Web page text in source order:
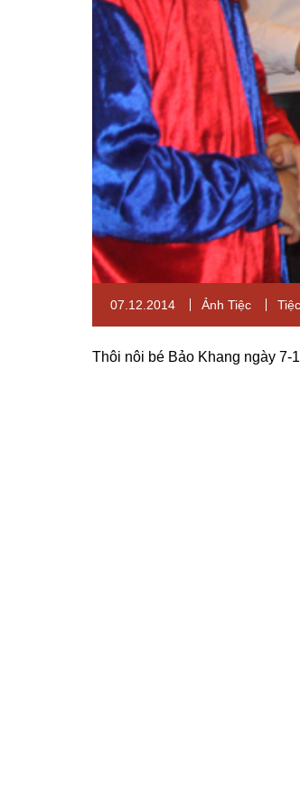
07.12.2014 Ảnh Tiệc
Thôi nôi bé Bảo Khang ngày 7-